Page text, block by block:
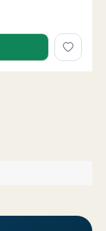
i 7100 Vejle,